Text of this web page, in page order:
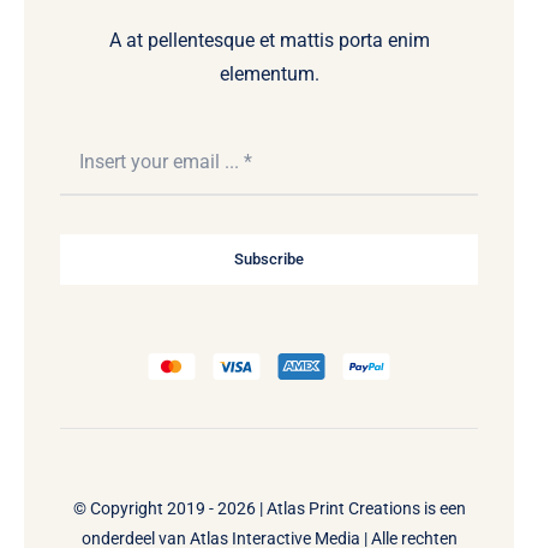
A at pellentesque et mattis porta enim
elementum.
Subscribe
© Copyright 2019 - 2026 | Atlas Print Creations is een
onderdeel van Atlas Interactive Media | Alle rechten